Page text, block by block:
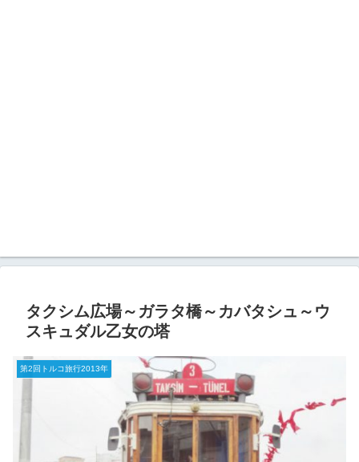
タクシム広場～ガラタ橋～カバタシュ～ウ
スキュダル乙女の塔
第2回トルコ旅行2013年